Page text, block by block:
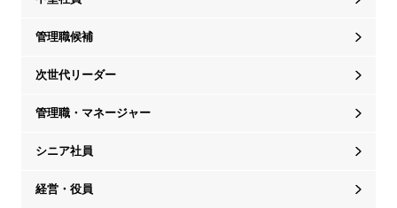
管理職候補
次世代リーダー
管理職・マネージャー
シニア社員
経営・役員